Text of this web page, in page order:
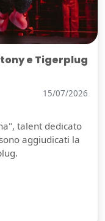
e Tigerplug
15/07/2026
talent dedicato
aggiudicati la